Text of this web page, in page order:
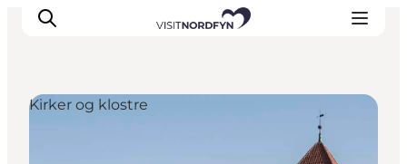
Kirker og klostre